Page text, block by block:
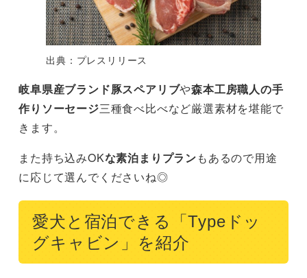
出典：プレスリリース
岐阜県産ブランド豚スペアリブや森本工房職人の手
作りソーセージ三種食べ比べなど厳選素材を堪能で
きます。
また持ち込みOKな素泊まりプランもあるので用途
に応じて選んでくださいね◎
愛犬と宿泊できる「Typeドッ
グキャビン」を紹介